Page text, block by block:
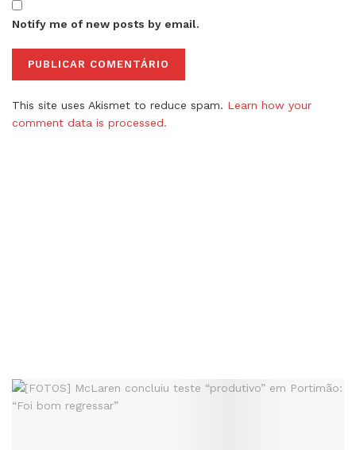
Notify me of new posts by email.
This site uses Akismet to reduce spam. Learn how your
comment data is processed.